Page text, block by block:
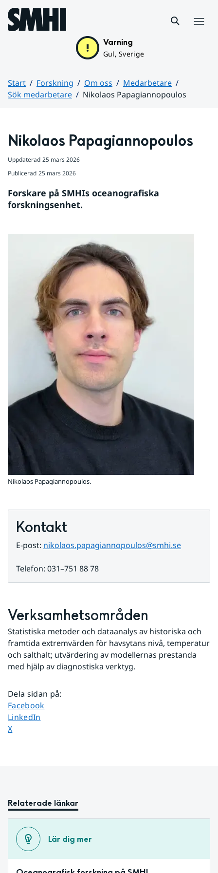
Hoppa till sidans innehåll
Varning
Gul, Sverige
Start Forskning Om oss
Medarbetare
Sök medarbetare
Nikolaos Papagiannopoulos
Nikolaos Papagiannopoulos
Uppdaterad 25 mars 2026
Publicerad 25 mars 2026
Forskare på SMHIs oceanografiska
forskningsenhet.
Nikolaos Papagiannopoulos.
Kontakt
E-post: nikolaos.papagiannopoulos@smhi.se
Telefon: 031–751 88 78
Verksamhetsområden
Statistiska metoder och dataanalys av historiska och
framtida extremvärden för havsytans nivå, temperatur
och salthalt; utvärdering av modellernas prestanda
med hjälp av diagnostiska verktyg.
Dela sidan på:
Dela sidan på
Facebook
Dela sidan på
LinkedIn
Dela sidan på
X
Relaterade länkar
Lär dig mer